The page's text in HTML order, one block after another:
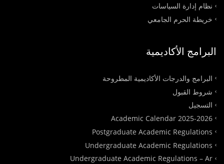
نظام إدارة السياسات
خريطة الحرم الجامعي
البرامج الأكاديمية
البرامج والدرجات الأكاديمية المطروحة
شروط القبول
التسجيل
Academic Calendar 2025-2026
Postgraduate Academic Regulations
Undergraduate Academic Regulations
Undergraduate Academic Regulations – Ar